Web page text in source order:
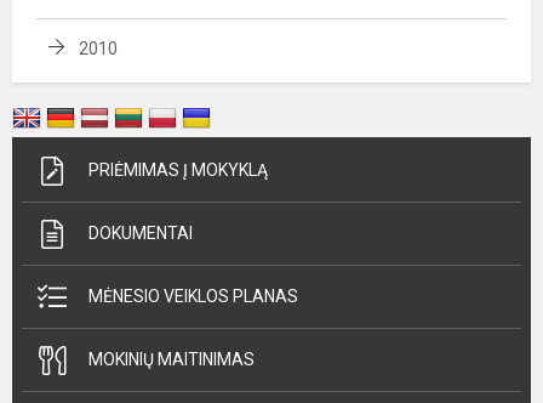
2010
PRIĖMIMAS Į MOKYKLĄ
DOKUMENTAI
MĖNESIO VEIKLOS PLANAS
MOKINIŲ MAITINIMAS